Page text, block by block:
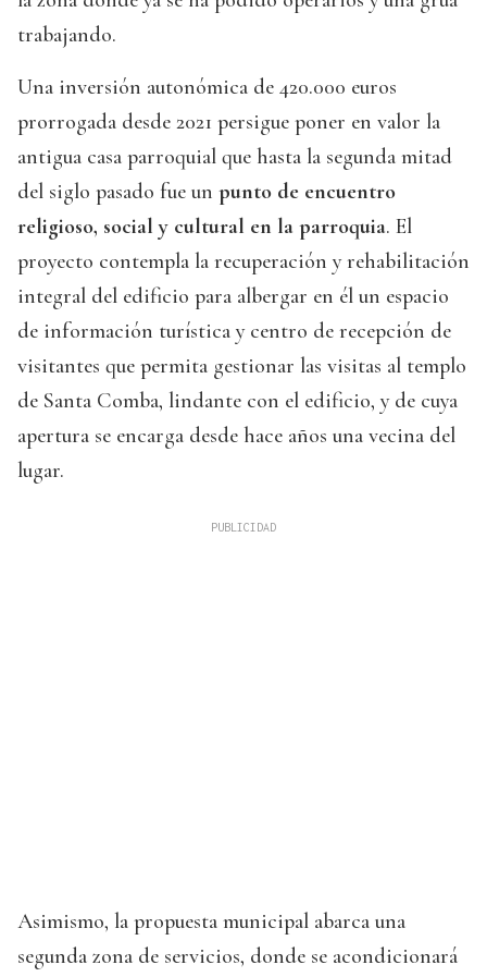
trabajando.
Una inversión autonómica de 420.000 euros
prorrogada desde 2021 persigue poner en valor la
antigua casa parroquial que hasta la segunda mitad
del siglo pasado fue un punto de encuentro
religioso, social y cultural en la parroquia. El
proyecto contempla la recuperación y rehabilitación
integral del edificio para albergar en él un espacio
de información turística y centro de recepción de
visitantes que permita gestionar las visitas al templo
de Santa Comba, lindante con el edificio, y de cuya
apertura se encarga desde hace años una vecina del
lugar.
Asimismo, la propuesta municipal abarca una
segunda zona de servicios, donde se acondicionará